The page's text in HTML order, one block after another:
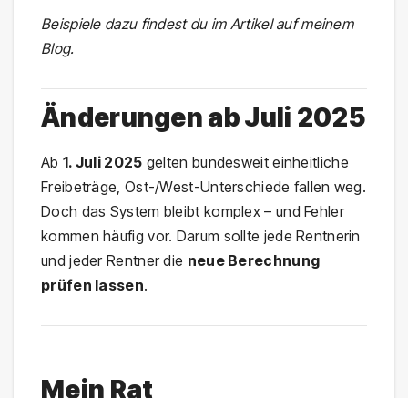
Beispiele dazu findest du im Artikel auf meinem
Blog.
Änderungen ab Juli 2025
Ab 1. Juli 2025 gelten bundesweit einheitliche
Freibeträge, Ost-/West-Unterschiede fallen weg.
Doch das System bleibt komplex – und Fehler
kommen häufig vor. Darum sollte jede Rentnerin
und jeder Rentner die neue Berechnung
prüfen lassen.
Mein Rat